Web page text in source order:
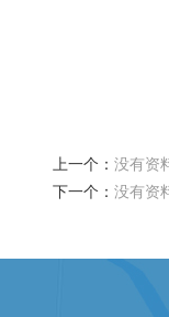
上一个： 没有资
下一个： 没有资